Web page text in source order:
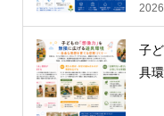
子
具